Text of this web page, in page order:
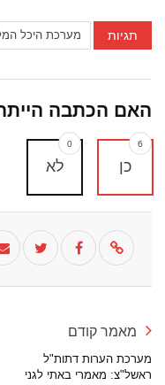
תגיות מערכת היכל
האם הכתבה
כן
6
לא
0
מאמר קודם
מערכת הערות דתות"ל
ראשל"צ: מאמרי באתי לגני